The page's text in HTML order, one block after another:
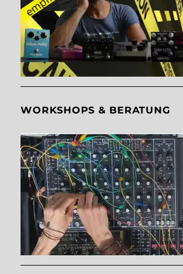
WORKSHOPS & BERATUNG